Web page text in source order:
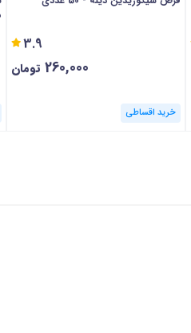
3.9
260,000 تومان
خرید اقساطی